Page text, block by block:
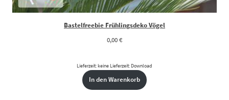
Bastelfreebie Frühlingsdeko Vögel
0,00€
Lieferzeit: keine Lieferzeit: Download
In den Warenkorb